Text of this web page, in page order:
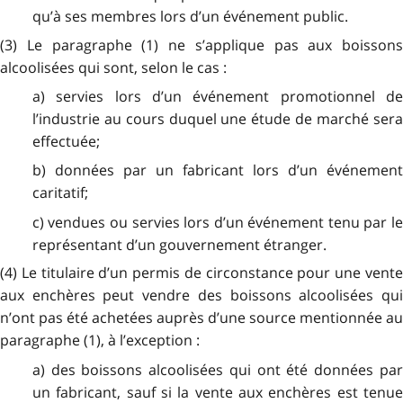
qu’à ses membres lors d’un événement public.
(3) Le paragraphe (1) ne s’applique pas aux boissons
alcoolisées qui sont, selon le cas :
a) servies lors d’un événement promotionnel de
l’industrie au cours duquel une étude de marché sera
effectuée;
b) données par un fabricant lors d’un événement
caritatif;
c) vendues ou servies lors d’un événement tenu par le
représentant d’un gouvernement étranger.
(4) Le titulaire d’un permis de circonstance pour une vente
aux enchères peut vendre des boissons alcoolisées qui
n’ont pas été achetées auprès d’une source mentionnée au
paragraphe (1), à l’exception :
a) des boissons alcoolisées qui ont été données par
un fabricant, sauf si la vente aux enchères est tenue